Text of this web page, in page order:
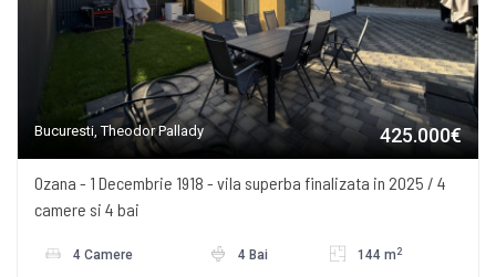
Bucuresti, Theodor Pallady 425.000€
Ozana - 1 Decembrie 1918 - vila superba finalizata in 2025 / 4
camere si 4 bai
4 Camere 4 Bai 144 m 2